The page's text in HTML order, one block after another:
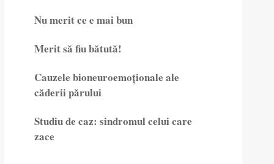
Nu merit ce e mai bun
Merit să fiu bătută!
Cauzele bioneuroemoționale ale
căderii părului
Studiu de caz: sindromul celui care
zace